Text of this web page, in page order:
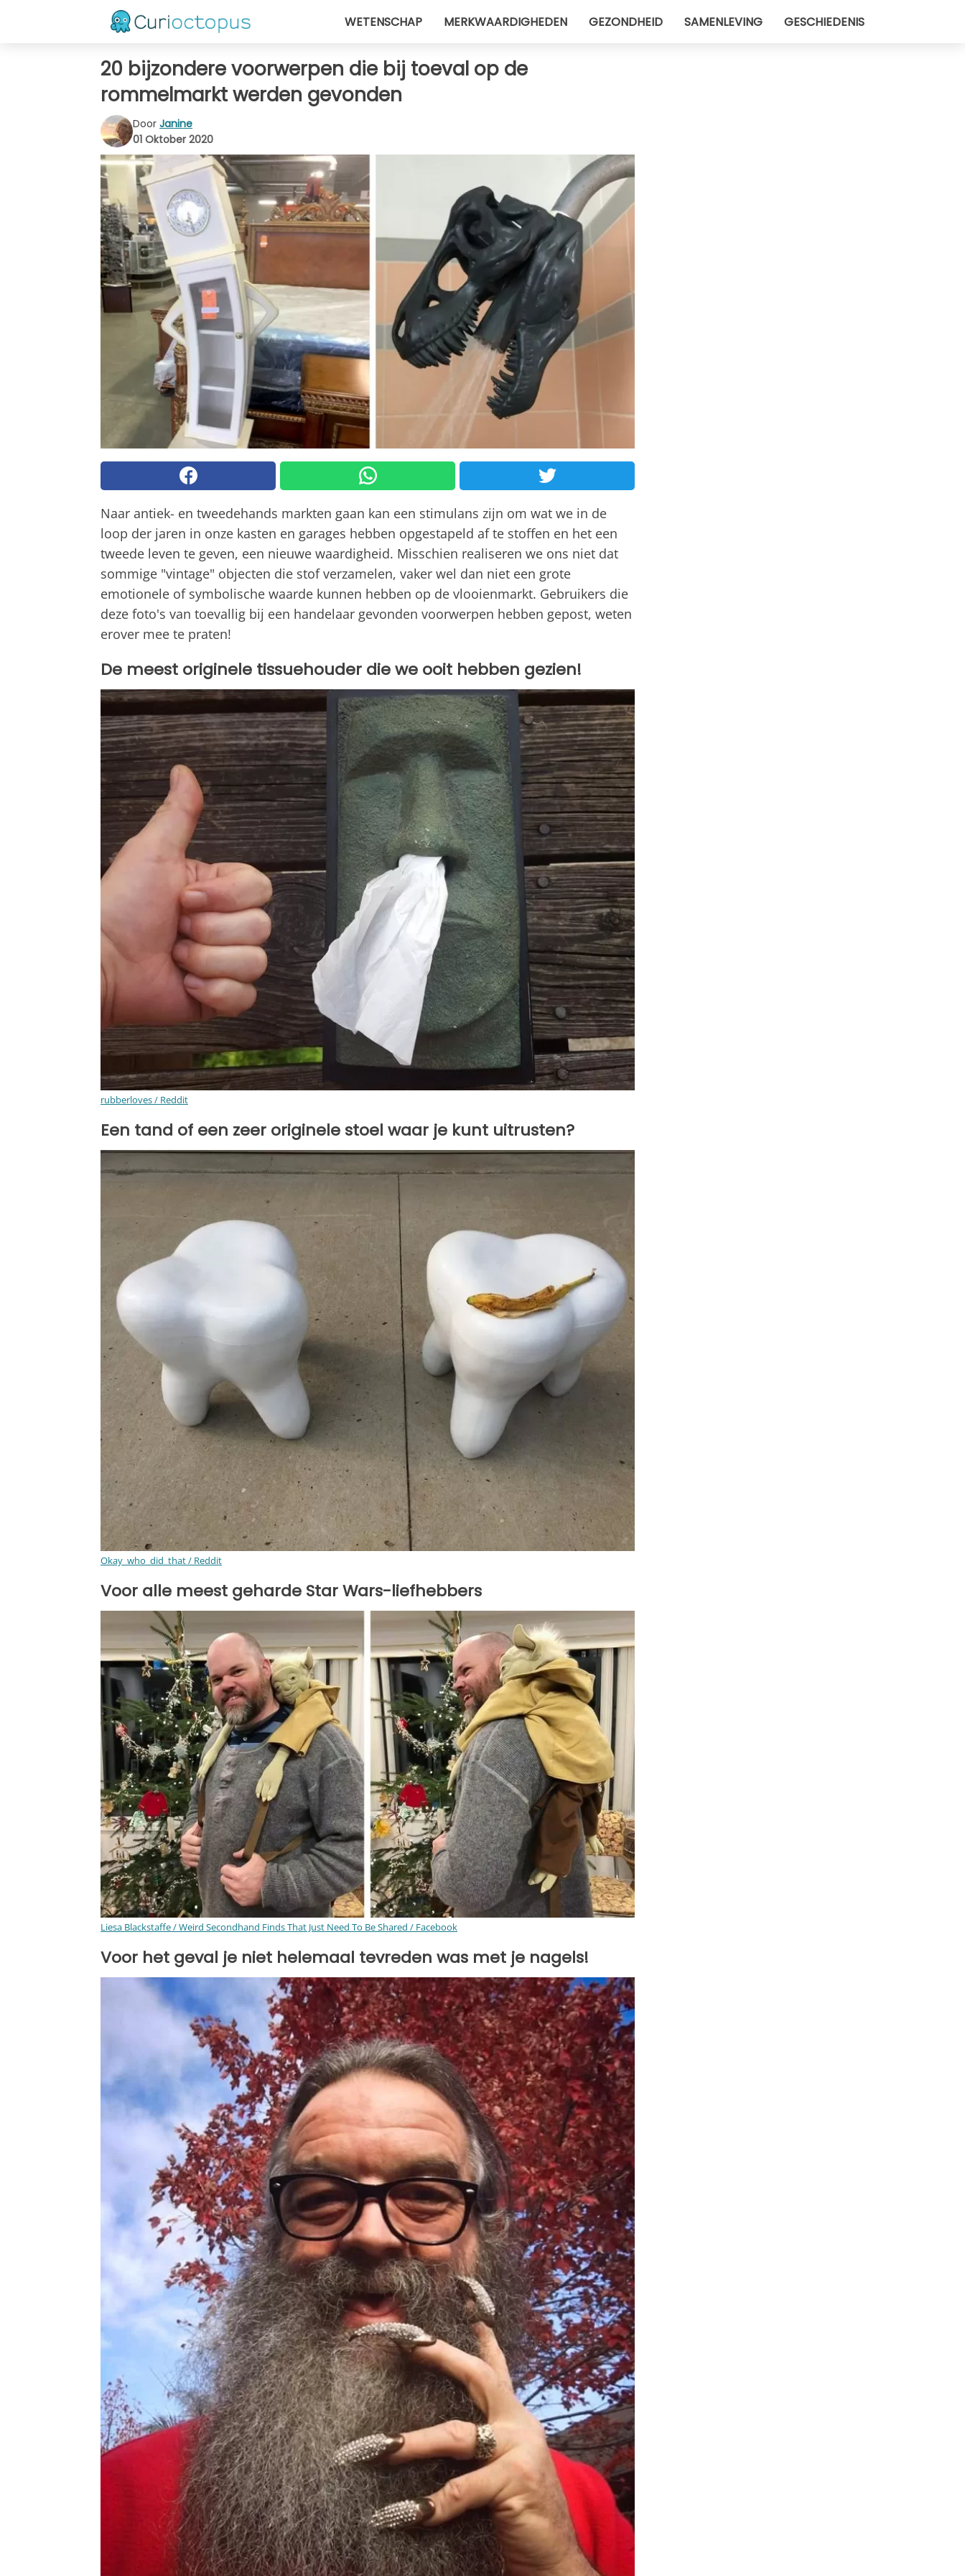
WETENSCHAP MERKWAARDIGHEDEN GEZONDHEID SAMENLEVING GESCHIEDENIS
20 bijzondere voorwerpen die bij toeval op de
rommelmarkt werden gevonden
Door Janine
01 Oktober 2020
Naar antiek- en tweedehands markten gaan kan een stimulans zijn om wat we in de
loop der jaren in onze kasten en garages hebben opgestapeld af te stoffen en het een
tweede leven te geven, een nieuwe waardigheid. Misschien realiseren we ons niet dat
sommige "vintage" objecten die stof verzamelen, vaker wel dan niet een grote
emotionele of symbolische waarde kunnen hebben op de vlooienmarkt. Gebruikers die
deze foto's van toevallig bij een handelaar gevonden voorwerpen hebben gepost, weten
erover mee te praten!
De meest originele tissuehouder die we ooit hebben gezien!
rubberloves / Reddit
Een tand of een zeer originele stoel waar je kunt uitrusten?
Okay_who_did_that / Reddit
Voor alle meest geharde Star Wars-liefhebbers
Liesa Blackstaffe / Weird Secondhand Finds That Just Need To Be Shared / Facebook
Voor het geval je niet helemaal tevreden was met je nagels!